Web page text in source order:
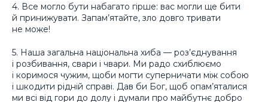
4. Все могло бути набагато гірше: вас могли ще бити
й принижувати. Запам’ятайте, зло довго тривати
не може!
5. Наша загальна національна хиба — роз’єднування
і розбивання, свари і чвари. Ми радо схиблюємо
і коримося чужим, щоби могти суперничати між собою
і шкодити рідній справі. Дав би Бог, щоб опам’яталися
ми всі від гори до долу і думали про майбутнє добро